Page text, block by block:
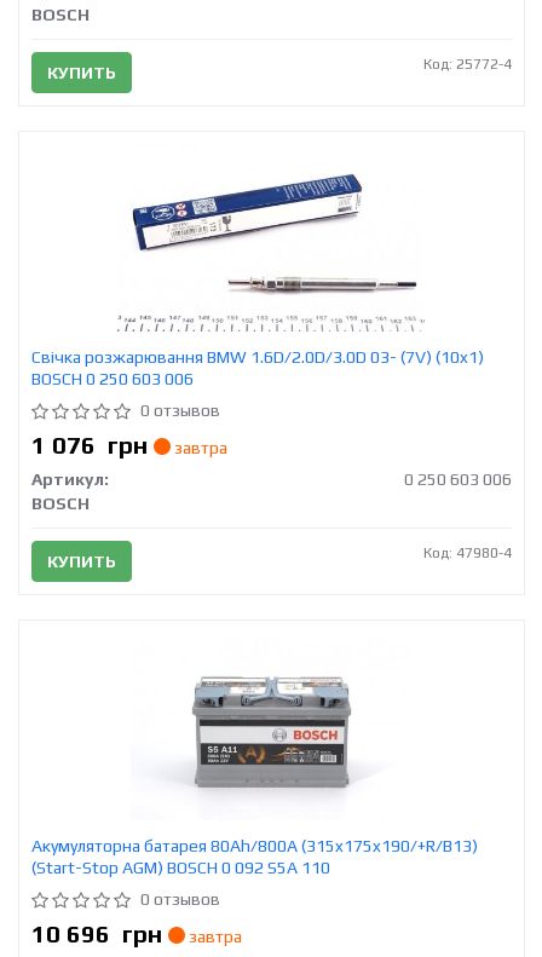
BOSCH
КУПИТЬ Код: 25772-4
Свічка розжарювання BMW 1.6D/2.0D/3.0D 03- (7V) (10x1)
BOSCH 0 250 603 006
0 отзывов
1 076 грн
завтра
Артикул:
0 250 603 006
BOSCH
КУПИТЬ Код: 47980-4
Акумуляторна батарея 80Ah/800A (315x175x190/+R/B13)
(Start-Stop AGM) BOSCH 0 092 S5A 110
0 отзывов
10 696 грн завтра